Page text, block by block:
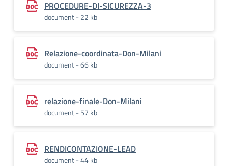
PROCEDURE-DI-SICUREZZA-3
document - 22 kb
Relazione-coordinata-Don-Milani
document - 66 kb
relazione-finale-Don-Milani
document - 57 kb
RENDICONTAZIONE-LEAD
document - 44 kb